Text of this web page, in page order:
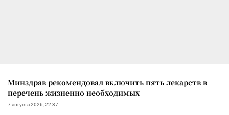
Минздрав рекомендовал включить пять лекарств в
перечень жизненно необходимых
7 августа 2026, 22:37